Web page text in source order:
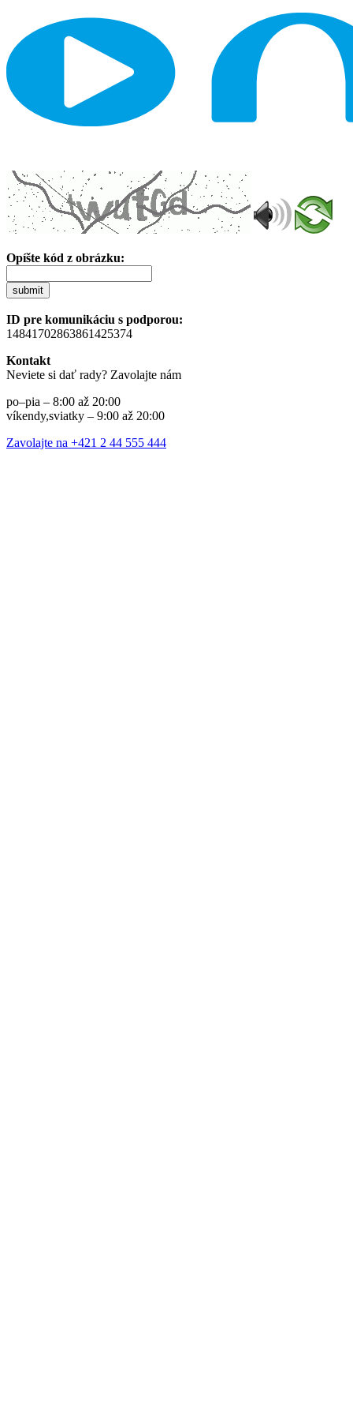
Opíšte kód z obrázku:
submit
ID pre komunikáciu s podporou:
14841702863861425374
Kontakt
Neviete si dať rady? Zavolajte nám
po–pia – 8:00 až 20:00
víkendy,sviatky – 9:00 až 20:00
Zavolajte na +421 2 44 555 444